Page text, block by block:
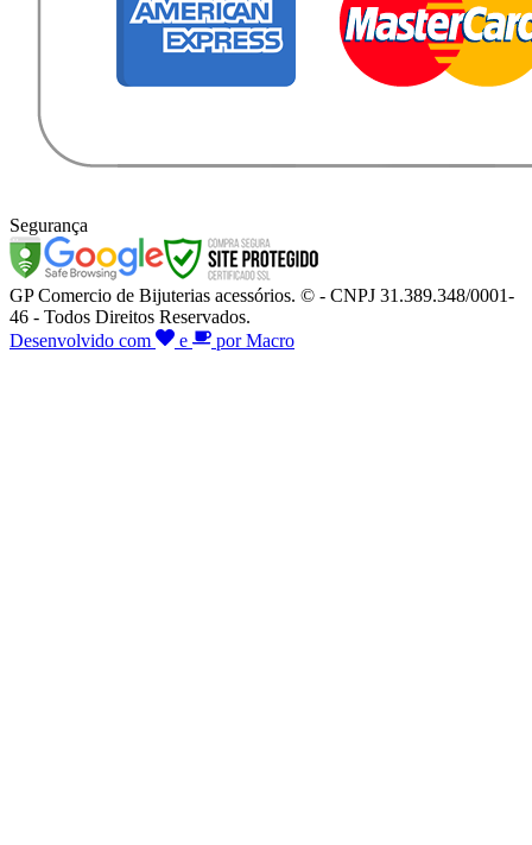
Segurança
GP Comercio de Bijuterias acessórios. © - CNPJ 31.389.348/0001-
46 - Todos Direitos Reservados.
Desenvolvido com
e por Macro